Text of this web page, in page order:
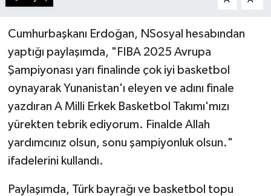
Cumhurbaşkanı Erdoğan, NSosyal hesabından
yaptığı paylaşımda, "FIBA 2025 Avrupa
Şampiyonası yarı finalinde çok iyi basketbol
oynayarak Yunanistan'ı eleyen ve adını finale
yazdıran A Milli Erkek Basketbol Takımı'mızı
yürekten tebrik ediyorum. Finalde Allah
yardımcınız olsun, sonu şampiyonluk olsun."
ifadelerini kullandı.
Paylaşımda, Türk bayrağı ve basketbol topu